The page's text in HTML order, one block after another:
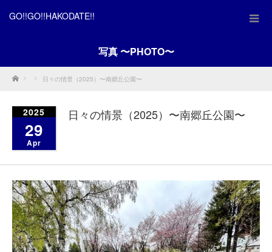
GO!!GO!!HAKODATE!!
写真 〜PHOTO〜
Home 日々の情景（2025）〜南郷丘公園〜
2025
29
Apr
日々の情景（2025）〜南郷丘公園〜